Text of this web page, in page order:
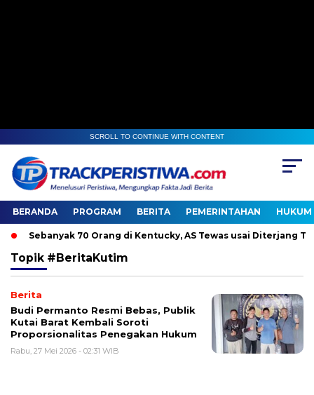
SCROLL TO CONTINUE WITH CONTENT
BERANDA PROGRAM BERITA PEMERINTAHAN HUKUM
Sebanyak 70 Orang di Kentucky, AS Tewas usai Diterjang
Topik #BeritaKutim
Berita
Budi Permanto Resmi Bebas, Publik
Kutai Barat Kembali Soroti
Proporsionalitas Penegakan Hukum
Rabu, 27 Mei 2026 - 02:31 WIB